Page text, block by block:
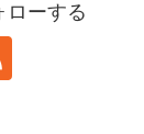
ローする